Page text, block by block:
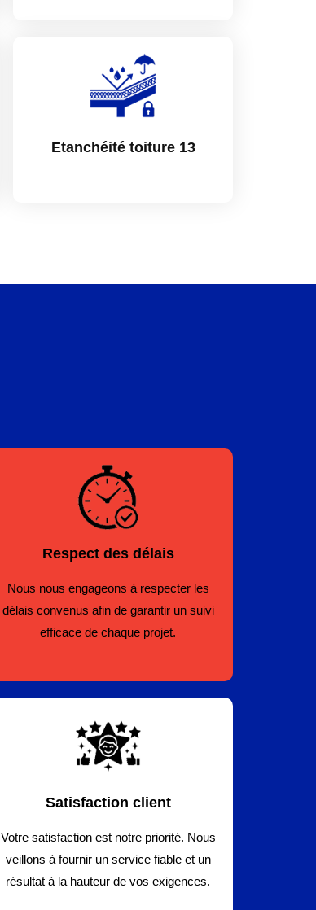
Etanchéité toiture 13
Respect des délais
Nous nous engageons à respecter les
délais convenus afin de garantir un suivi
efficace de chaque projet.
Satisfaction client
Votre satisfaction est notre priorité. Nous
veillons à fournir un service fiable et un
résultat à la hauteur de vos exigences.